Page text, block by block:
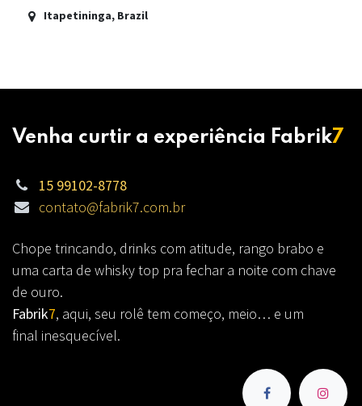
Itapetininga, Brazil
Venha curtir a experiência Fabrik7
15 99102-8778
contato@fabrik7.com.br
Chope trincando, drinks com atitude, rango brabo e
uma carta de whisky top pra fechar a noite com chave
de ouro.
Fabrik7, aqui, seu rolê tem começo, meio… e um
final inesquecível.